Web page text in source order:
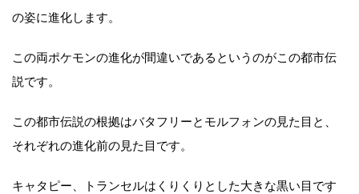
の姿に進化します。
この両ポケモンの進化が間違いであるというのがこの都市伝
説です。
この都市伝説の根拠はバタフリーとモルフォンの見た目と、
それぞれの進化前の見た目です。
キャタピー、トランセルはくりくりとした大きな黒い目です